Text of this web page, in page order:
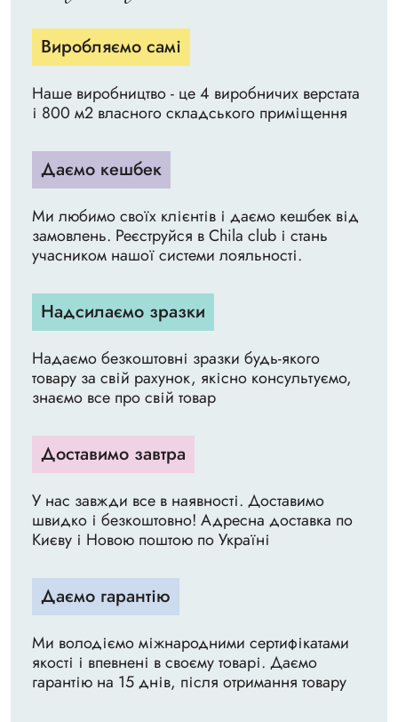
Виробляємо самі
Наше виробництво - це 4 виробничих верстата
і 800 м2 власного складського приміщення
Даємо кешбек
Ми любимо своїх клієнтів і даємо кешбек від
замовлень. Реєструйся в Chila club і стань
учасником нашої системи лояльності.
Надсилаємо зразки
Надаємо безкоштовні зразки будь-якого
товару за свій рахунок, якісно консультуємо,
знаємо все про свій товар
Доставимо завтра
У нас завжди все в наявності. Доставимо
швидко і безкоштовно! Адресна доставка по
Києву і Новою поштою по Україні
Даємо гарантію
Ми володіємо міжнародними сертифікатами
якості і впевнені в своєму товарі. Даємо
гарантію на 15 днів, після отримання товару